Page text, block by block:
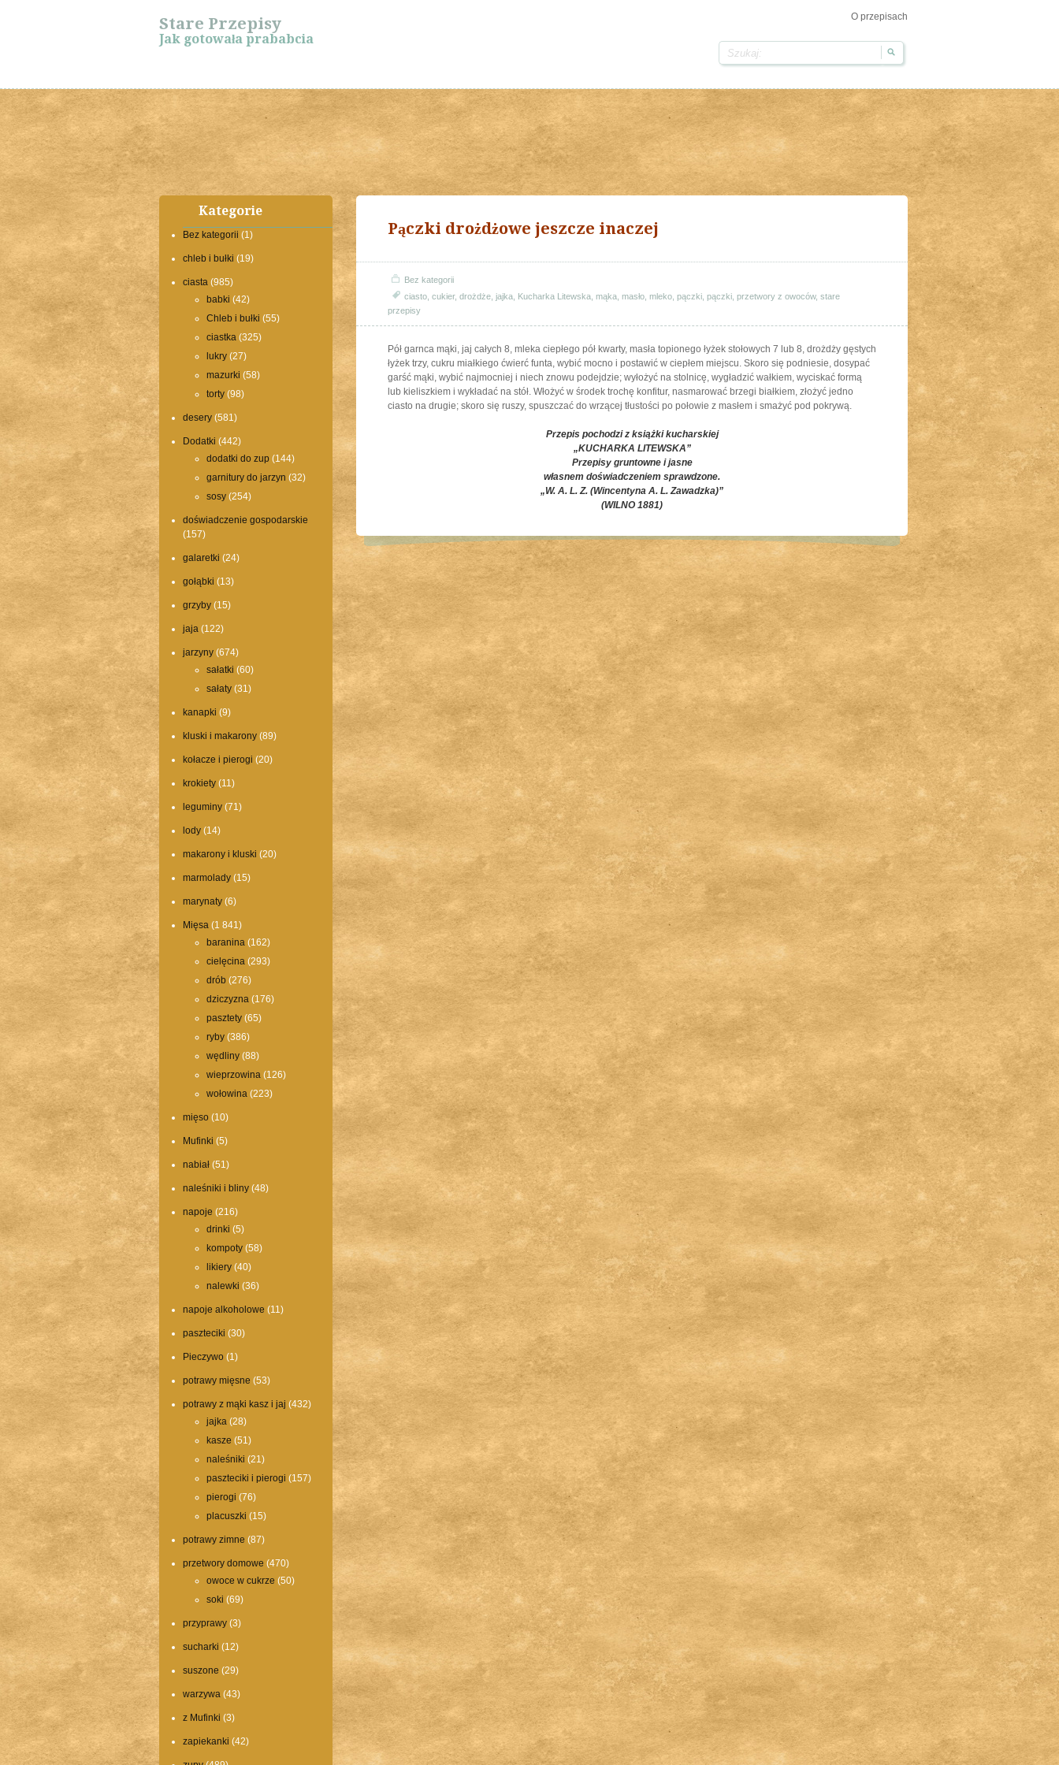
Stare Przepisy
Jak gotowała prababcia
O przepisach
Kategorie
Bez kategorii (1)
chleb i bułki (19)
ciasta (985)
babki (42)
Chleb i bułki (55)
ciastka (325)
lukry (27)
mazurki (58)
torty (98)
desery (581)
Dodatki (442)
dodatki do zup (144)
garnitury do jarzyn (32)
sosy (254)
doświadczenie gospodarskie
(157)
galaretki (24)
gołąbki (13)
grzyby (15)
jaja (122)
jarzyny (674)
sałatki (60)
sałaty (31)
kanapki (9)
kluski i makarony (89)
kołacze i pierogi (20)
krokiety (11)
leguminy (71)
lody (14)
makarony i kluski (20)
marmolady (15)
marynaty (6)
Mięsa (1 841)
baranina (162)
cielęcina (293)
drób (276)
dziczyzna (176)
pasztety (65)
ryby (386)
wędliny (88)
wieprzowina (126)
wołowina (223)
mięso (10)
Mufinki (5)
nabiał (51)
naleśniki i bliny (48)
napoje (216)
drinki (5)
kompoty (58)
likiery (40)
nalewki (36)
napoje alkoholowe (11)
paszteciki (30)
Pieczywo (1)
potrawy mięsne (53)
potrawy z mąki kasz i jaj (432)
jajka (28)
kasze (51)
naleśniki (21)
paszteciki i pierogi (157)
pierogi (76)
placuszki (15)
potrawy zimne (87)
przetwory domowe (470)
owoce w cukrze (50)
soki (69)
przyprawy (3)
sucharki (12)
suszone (29)
warzywa (43)
z Mufinki (3)
zapiekanki (42)
Pączki drożdżowe jeszcze inaczej
Bez kategorii
ciasto cukier, drożdże jajka Kucharka Litewska mąka masło mleko pączki pączki przetwory z owoców, stare
przepisy
Pół garnca mąki, jaj całych 8, mleka ciepłego pół kwarty, masła topionego łyżek stołowych 7 lub 8, drożdży gęstych
łyżek trzy, cukru miałkiego ćwierć funta, wybić mocno i postawić w ciepłem miejscu. Skoro się podniesie, dosypać
garść mąki, wybić najmocniej i niech znowu podejdzie; wyłożyć na stolnicę, wygładzić wałkiem, wyciskać formą
lub kieliszkiem i wykładać na stół. Włożyć w środek trochę konfitur, nasmarować brzegi białkiem, złożyć jedno
ciasto na drugie; skoro się ruszy, spuszczać do wrzącej tłustości po połowie z masłem i smażyć pod pokrywą.
Przepis pochodzi z książki kucharskiej
„KUCHARKA LITEWSKA”
Przepisy gruntowne i jasne
własnem doświadczeniem sprawdzone.
„W. A. L. Z. (Wincentyna A. L. Zawadzka)”
(WILNO 1881)